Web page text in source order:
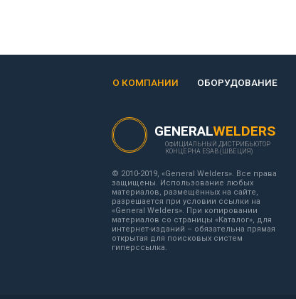
О КОМПАНИИ ОБОРУДОВАНИЕ
GENERALWELDERS
ОФИЦИАЛЬНЫЙ ДИСТРИБЬЮТОР
КОНЦЕРНА ESAB (ШВЕЦИЯ)
© 2010-2019, «General Welders». Все права
защищены. Использование любых
материалов, размещённых на сайте,
разрешается при условии ссылки на
«General Welders». При копировании
материалов со страницы «Каталог», для
интернет-изданий – обязательна прямая
открытая для поисковых систем
гиперссылка.